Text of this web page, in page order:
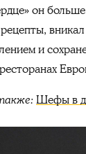
он
и
Шефы в